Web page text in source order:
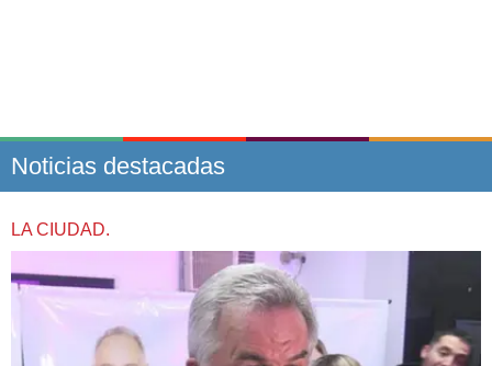
Noticias destacadas
LA CIUDAD.